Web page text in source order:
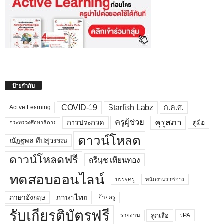
ป้ายกำกับ
Active Learning COVID-19 Starfish Labz ก.ค.ศ.
กระทรวงศึกษาธิการ การประกวด ครูผู้ช่วย คุรุสภา คู่มือ
ณัฏฐพล ทีปสุวรรณ ดาวน์โหลด
ดาวน์โหลดฟรี ตรีนุช เทียนทอง
ทดสอบออนไลน์ บรรจุครู พนักงานราชการ
ภาษาอังกฤษ ภาษาไทย ย้ายครู
รับเกียรติบัตรฟรี รายงาน ลูกเสือ วPA